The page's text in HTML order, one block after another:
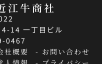
江牛商社
14 一丁目ビル
0467
社概要
- お問い合わせ